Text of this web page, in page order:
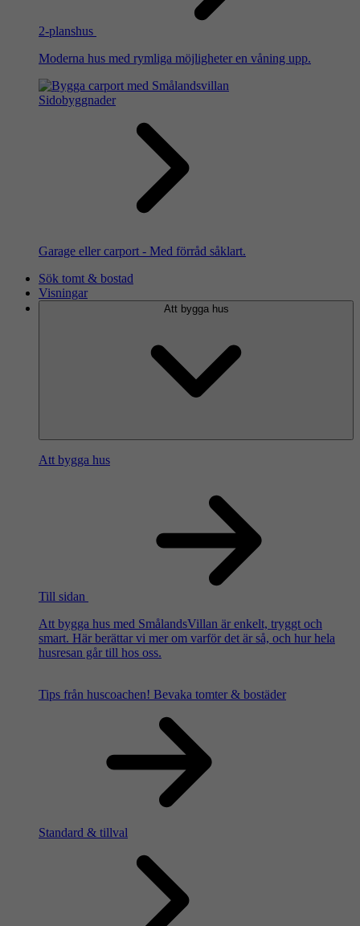
2-planshus
Moderna hus med rymliga möjligheter en våning upp.
Sidobyggnader
Garage eller carport - Med förråd såklart.
Sök tomt & bostad
Visningar
Att bygga hus
Att bygga hus
Till sidan
Att bygga hus med SmålandsVillan är enkelt, tryggt och
smart. Här berättar vi mer om varför det är så, och hur hela
husresan går till hos oss.
Tips från huscoachen! Bevaka tomter & bostäder
Standard & tillval